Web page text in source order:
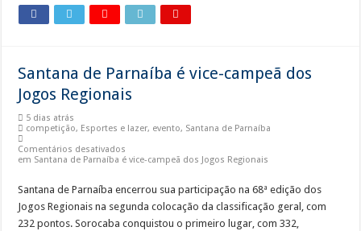
Santana de Parnaíba é vice-campeã dos
Jogos Regionais
5 dias atrás
competição, Esportes e lazer, evento, Santana de Parnaíba
Comentários desativados
em Santana de Parnaíba é vice-campeã dos Jogos Regionais
Santana de Parnaíba encerrou sua participação na 68ª edição dos
Jogos Regionais na segunda colocação da classificação geral, com
232 pontos. Sorocaba conquistou o primeiro lugar, com 332,